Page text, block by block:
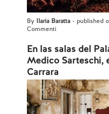
By Ilaria Baratta - published
Commenti
En las salas del
Medico Sarteschi,
Carrara